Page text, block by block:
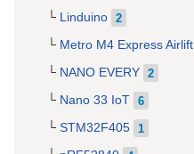
Linduino 2
Metro M4 Express Airlift
NANO EVERY 2
Nano 33 IoT 6
STM32F405 1